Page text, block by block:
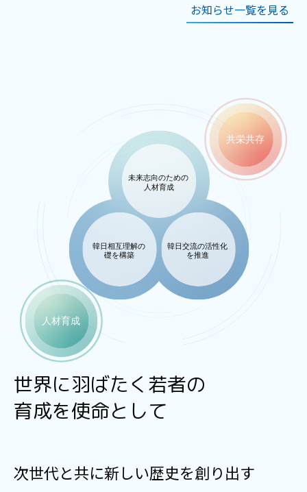
お知らせ一覧を見る
世界に羽ばたく若者の
育成を使命として
次世代と共に新しい歴史を創り出す